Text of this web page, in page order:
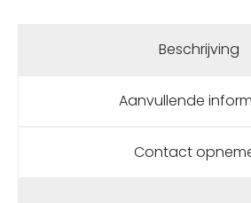
Beschrijving
Aanvullende
Contact